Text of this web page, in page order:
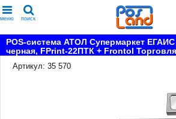
меню поиск
POS-система АТОЛ Супермаркет ЕГАИС
черная, FPrint-22ПТК + Frontol
Артикул: 35 570